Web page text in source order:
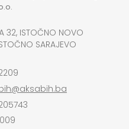
32, ISTOČNO NOVO
SARAJEVO